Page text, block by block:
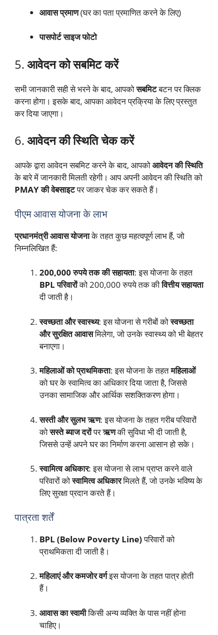
आवास प्रमाण(घर का पता प्रमाणित करने के लिए)
पासपोर्ट साइज फोटो
5. आवेदन को सबमिट करें
सभी जानकारी सही से भरने के बाद, आपकोसबमिटबटन पर क्लिक
करना होगा। इसके बाद, आपका आवेदन प्रक्रिया के लिए प्रस्तुत
कर दिया जाएगा।
6. आवेदन की स्थिति चेक करें
आपके द्वारा आवेदन सबमिट करने के बाद, आपकोआवेदन की स्थिति
के बारे में जानकारी मिलती रहेगी। आप अपनी आवेदन की स्थिति को
PMAY की वेबसाइटपर जाकर चेक कर सकते हैं।
पीएम आवास योजना के लाभ
प्रधानमंत्री आवास योजनाके तहत कुछ महत्वपूर्ण लाभ हैं, जो
निम्नलिखित हैं:
200,000 रुपये तक की सहायता: इस योजना के तहत
BPL परिवारोंको 200,000 रुपये तक कीवित्तीय सहायता
दी जाती है।
स्वच्छता और स्वास्थ्य: इस योजना से गरीबों कोस्वच्छता
और सुरक्षित आवासमिलेगा, जो उनके स्वास्थ्य को भी बेहतर
बनाएगा।
महिलाओं को प्राथमिकता: इस योजना के तहतमहिलाओं
को घर के स्वामित्व का अधिकार दिया जाता है, जिससे
उनका सामाजिक और आर्थिक सशक्तिकरण होगा।
सस्ती और सुलभ ऋण: इस योजना के तहत गरीब परिवारों
कोसस्ते ब्याज दरोंपरऋणकी सुविधा भी दी जाती है,
जिससे उन्हें अपने घर का निर्माण करना आसान हो सके।
स्वामित्व अधिकार: इस योजना से लाभ प्राप्त करने वाले
परिवारों कोस्वामित्व अधिकारमिलते हैं, जो उनके भविष्य के
लिए सुरक्षा प्रदान करते हैं।
पात्रता शर्तें
BPL (Below Poverty Line)परिवारों को
प्राथमिकता दी जाती है।
महिलाएं और कमजोर वर्गइस योजना के तहत पात्र होती
हैं।
आवास का स्वामीकिसी अन्य व्यक्ति के पास नहीं होना
चाहिए।